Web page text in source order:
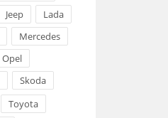
Jeep
Lada
Mercedes
Opel
Skoda
Toyota